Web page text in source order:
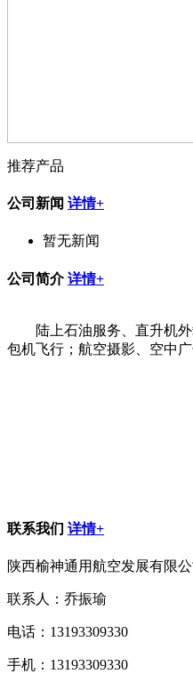
推荐产品
公司新闻 详情+
暂无新闻
公司简介详情+
陆上石油服务、直升机
包机飞行；航空摄影、空中
联系我们 详情+
陕西榆神通用航空发展有限公
联系人：乔振瑜
电话：13193309330
手机：13193309330